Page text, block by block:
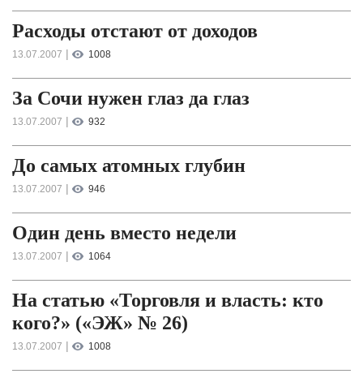
Расходы отстают от доходов
13.07.2007 | 1008
За Сочи нужен глаз да глаз
13.07.2007 | 932
До самых атомных глубин
13.07.2007 | 946
Один день вместо недели
13.07.2007 | 1064
На статью «Торговля и власть: кто
кого?» («ЭЖ» № 26)
13.07.2007 | 1008